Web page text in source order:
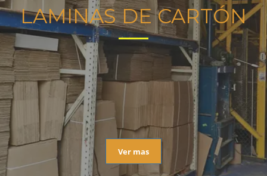
LAMINAS DE CARTÓN
Ver mas